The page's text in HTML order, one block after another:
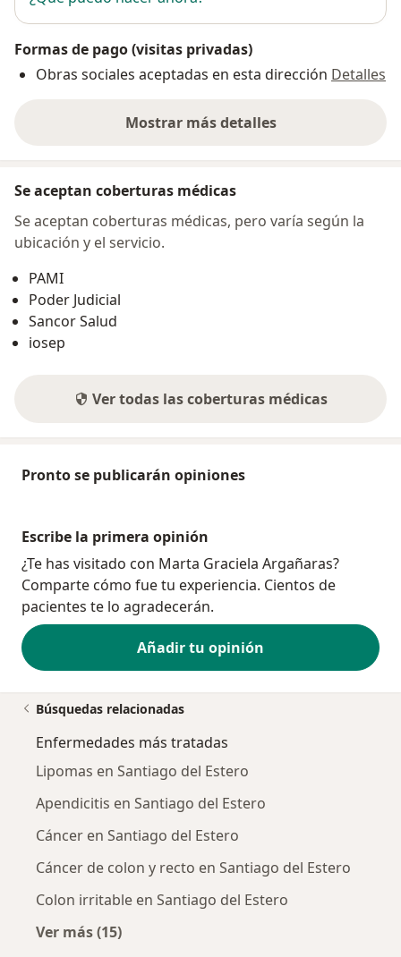
Formas de pago (visitas privadas)
Obras sociales aceptadas en esta dirección Detalles
Mostrar más detalles
sobre la dirección
Se aceptan coberturas médicas
Se aceptan coberturas médicas, pero varía según la
ubicación y el servicio.
PAMI
Poder Judicial
Sancor Salud
iosep
Ver todas las coberturas médicas
Pronto se publicarán opiniones
Escribe la primera opinión
¿Te has visitado con Marta Graciela Argañaras?
Comparte cómo fue tu experiencia. Cientos de
pacientes te lo agradecerán.
Añadir tu opinión
Búsquedas relacionadas
Enfermedades más tratadas
Lipomas en Santiago del Estero
Apendicitis en Santiago del Estero
Cáncer en Santiago del Estero
Cáncer de colon y recto en Santiago del Estero
Colon irritable en Santiago del Estero
Ver más (15)